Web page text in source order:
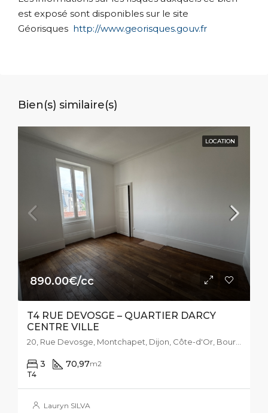
est exposé sont disponibles sur le site
Géorisques http://www.georisques.gouv.fr
Bien(s) similaire(s)
LOCATION
890.00€/cc
T4 RUE DEVOSGE – QUARTIER DARCY
CENTRE VILLE
3 70,97m2
T4
Lauryn SILVA